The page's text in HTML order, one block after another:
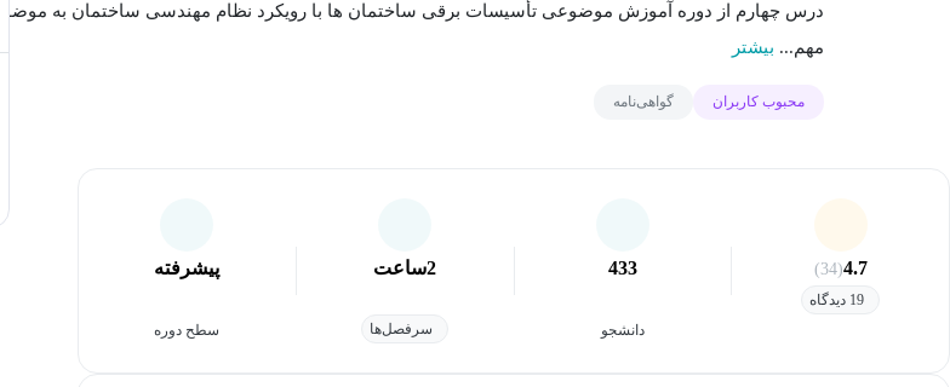
درس چهارم از دوره آموزش موضوعی تأسیسات برقی ساختمان ها با رویکرد نظام مهندسی ساختمان به موضوع
مهم... بیشتر
محبوب کاربران گواهی‌نامه
4.7
(34)
19 دیدگاه
433
دانشجو
2ساعت
سرفصل‌ها
پیشرفته
سطح دوره